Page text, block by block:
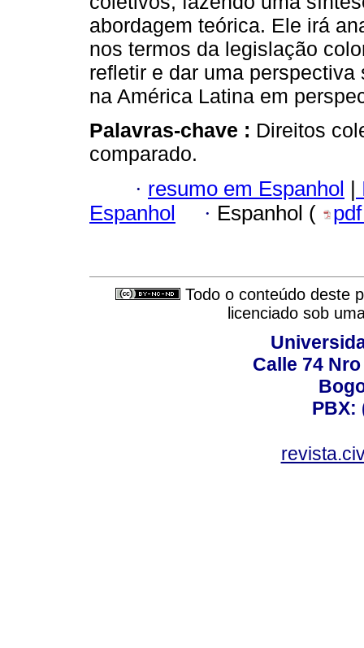
abordagem teórica. Ele irá
nos termos da legislação
refletir e dar uma
na América Latina em
Palavras-chave : Direitos
comparado.
· resumo em Espanhol |
Espanhol
· Espanhol (
Todo o conteúdo deste
licenciado sob
Calle 74
PBX: